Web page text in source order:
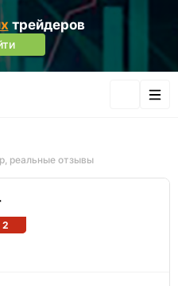
трейдеров
реальные отзывы
2